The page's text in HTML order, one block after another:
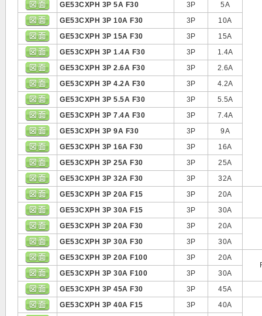
GE53CXPH 3P 5A F30
3P 5A
GE53CXPH 3P 10A F30 3P
10A
GE53CXPH 3P 15A F30
3P
15A
GE53CXPH 3P 1.4A F30
3P
1.4A
GE53CXPH 3P 2.6A F30
3P
2.6A
GE53CXPH 3P 4.2A F30
3P
4.2A
GE53CXPH 3P 5.5A F30
3P
5.5A
GE53CXPH 3P 7.4A F30
3P
7.4A
GE53CXPH 3P 9A F30
3P
9A
GE53CXPH 3P 16A F30
3P
16A
GE53CXPH 3P 25A F30
3P
25A
GE53CXPH 3P 32A F30
3P
32A
GE53CXPH 3P 20A F15
3P
20A
GE53CXPH 3P 30A F15
3P
30A
GE53CXPH 3P 20A F30
3P
20A
GE53CXPH 3P 30A F30
3P
30A
GE53CXPH 3P 20A F100
3P
20A
GE53CXPH 3P 30A F100
3P
30A
GE53CXPH 3P 45A F30
3P 45A
GE53CXPH 3P 40A F15
3P
40A